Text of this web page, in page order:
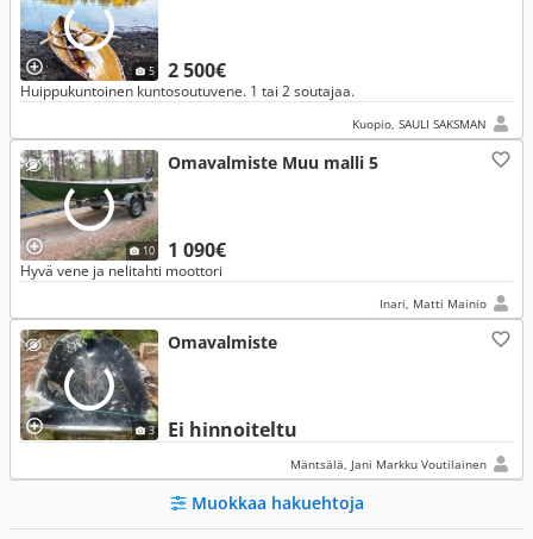
5 2 500€
Huippukuntoinen kuntosoutuvene. 1 tai 2 soutajaa.
Kuopio, SAULI SAKSMAN
10
Omavalmiste Muu malli 5
1 090€
Hyvä vene ja nelitahti moottori
Inari, Matti Mainio
3
Omavalmiste
Ei hinnoiteltu
Mäntsälä, Jani Markku Voutilainen
Muokkaa hakuehtoja